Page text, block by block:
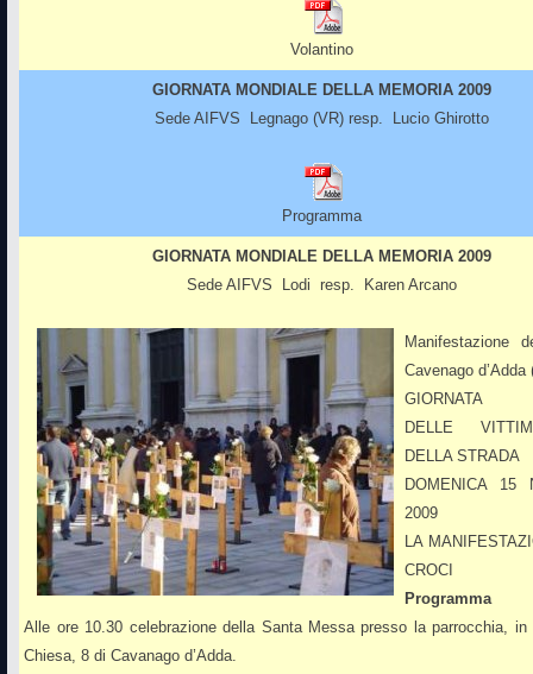
Volantino
GIORNATA MONDIALE DELLA MEMORIA 2009
Sede AIFVS Legnago (VR) resp. Lucio Ghirotto
Programma
GIORNATA MONDIALE DELLA MEMORIA 2009
Sede AIFVS Lodi resp. Karen Arcano
Manifestazione
Cavenago d’Adda
GIORNATA
DELLE
DELLA STRADA
DOMENICA 15
2009
LA
CROCI
Programma
Alle ore 10.30 celebrazione della Santa Messa presso la parrocchia, in
Chiesa, 8 di Cavanago d’Adda.